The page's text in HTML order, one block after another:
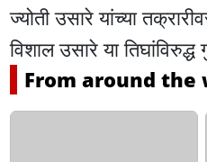
ज्योती उसारे यांच्या
विशाल उसारे या
From around the